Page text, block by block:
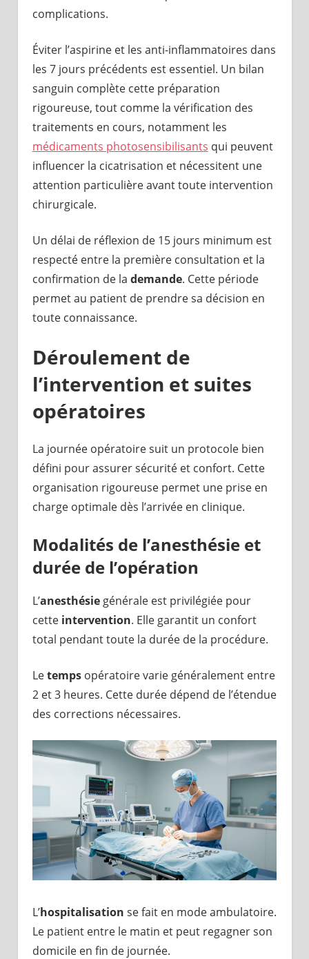
complications.
Éviter l’aspirine et les anti-inflammatoires dans
les 7 jours précédents est essentiel. Un bilan
sanguin complète cette préparation
rigoureuse, tout comme la vérification des
traitements en cours, notamment les
médicaments photosensibilisants qui peuvent
influencer la cicatrisation et nécessitent une
attention particulière avant toute intervention
chirurgicale.
Un délai de réflexion de 15 jours minimum est
respecté entre la première consultation et la
confirmation de la demande. Cette période
permet au patient de prendre sa décision en
toute connaissance.
Déroulement de
l’intervention et suites
opératoires
La journée opératoire suit un protocole bien
défini pour assurer sécurité et confort. Cette
organisation rigoureuse permet une prise en
charge optimale dès l’arrivée en clinique.
Modalités de l’anesthésie et
durée de l’opération
L’anesthésiegénérale est privilégiée pour
cette intervention. Elle garantit un confort
total pendant toute la durée de la procédure.
Letempsopératoire varie généralement entre
2 et 3 heures. Cette durée dépend de l’étendue
des corrections nécessaires.
L’hospitalisation se fait en mode ambulatoire.
Le patient entre le matin et peut regagner son
domicile en fin de journée.